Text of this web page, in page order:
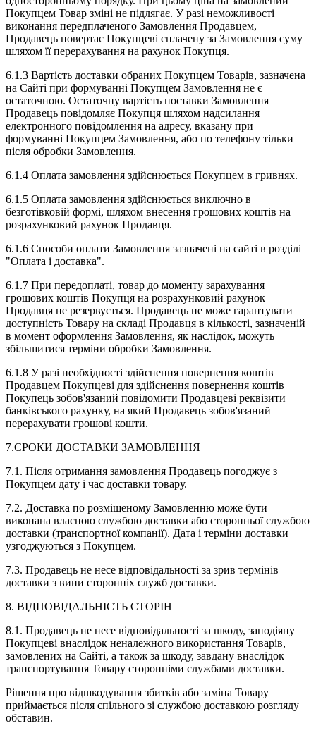
Покупцем Товар зміні не підлягає. У разі неможливості
виконання передплаченого Замовлення Продавцем,
Продавець повертає Покупцеві сплачену за Замовлення суму
шляхом її перерахування на рахунок Покупця.
6.1.3 Вартість доставки обраних Покупцем Товарів, зазначена
на Сайті при формуванні Покупцем Замовлення не є
остаточною. Остаточну вартість поставки Замовлення
Продавець повідомляє Покупця шляхом надсилання
електронного повідомлення на адресу, вказану при
формуванні Покупцем Замовлення, або по телефону тільки
після обробки Замовлення.
6.1.4 Оплата замовлення здійснюється Покупцем в гривнях.
6.1.5 Оплата замовлення здійснюється виключно в
безготівковій формі, шляхом внесення грошових коштів на
розрахунковий рахунок Продавця.
6.1.6 Способи оплати Замовлення зазначені на сайті в розділі
"Оплата і доставка".
6.1.7 При передоплаті, товар до моменту зарахування
грошових коштів Покупця на розрахунковий рахунок
Продавця не резервується. Продавець не може гарантувати
доступність Товару на складі Продавця в кількості, зазначеній
в момент оформлення Замовлення, як наслідок, можуть
збільшитися терміни обробки Замовлення.
6.1.8 У разі необхідності здійснення повернення коштів
Продавцем Покупцеві для здійснення повернення коштів
Покупець зобов'язаний повідомити Продавцеві реквізити
банківського рахунку, на який Продавець зобов'язаний
перерахувати грошові кошти.
7.СРОКИ ДОСТАВКИ ЗАМОВЛЕННЯ
7.1. Після отримання замовлення Продавець погоджує з
Покупцем дату і час доставки товару.
7.2. Доставка по розміщеному Замовленню може бути
виконана власною службою доставки або сторонньої службою
доставки (транспортної компанії). Дата і терміни доставки
узгоджуються з Покупцем.
7.3. Продавець не несе відповідальності за зрив термінів
доставки з вини сторонніх служб доставки.
8. ВІДПОВІДАЛЬНІСТЬ СТОРІН
8.1. Продавець не несе відповідальності за шкоду, заподіяну
Покупцеві внаслідок неналежного використання Товарів,
замовлених на Сайті, а також за шкоду, завдану внаслідок
транспортування Товару сторонніми службами доставки.
Рішення про відшкодування збитків або заміна Товару
приймається після спільного зі службою доставкою розгляду
обставин.